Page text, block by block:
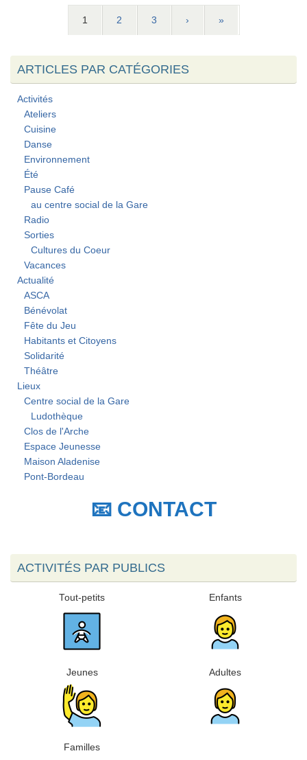
1 2 3 › »
ARTICLES PAR CATÉGORIES
Activités
Ateliers
Cuisine
Danse
Environnement
Été
Pause Café
au centre social de la Gare
Radio
Sorties
Cultures du Coeur
Vacances
Actualité
ASCA
Bénévolat
Fête du Jeu
Habitants et Citoyens
Solidarité
Théâtre
Lieux
Centre social de la Gare
Ludothèque
Clos de l'Arche
Espace Jeunesse
Maison Aladenise
Pont-Bordeau
📧 CONTACT
ACTIVITÉS PAR PUBLICS
Tout-petits Enfants
Jeunes Adultes
Familles